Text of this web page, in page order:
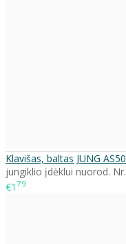
Klavišas, baltas JUNG
jungiklio įdėklui nuorod.
€1 79